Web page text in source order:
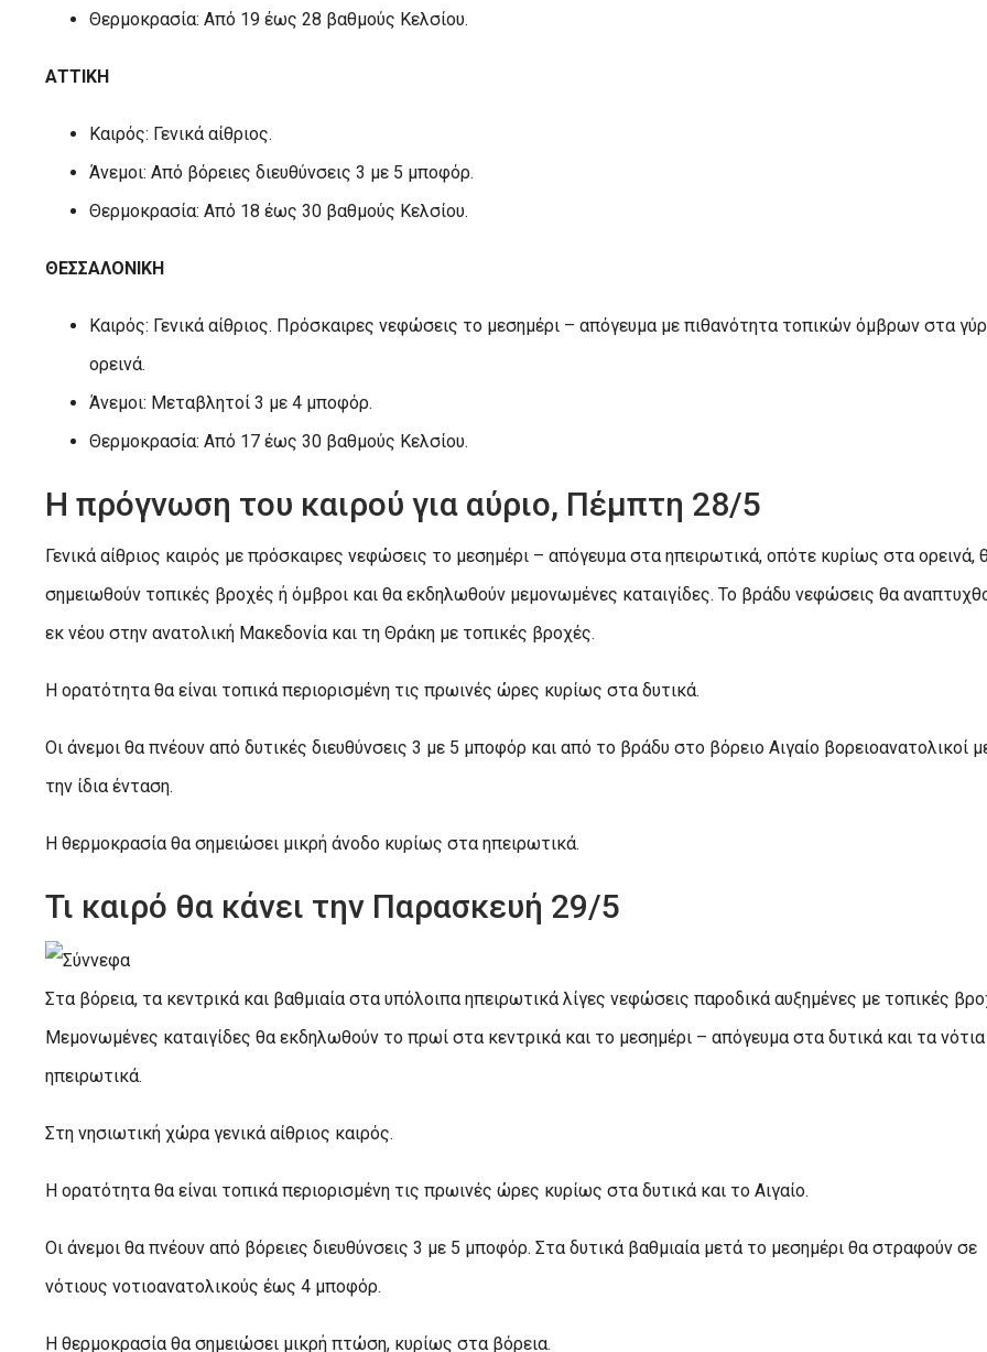
Θερμοκρασία: Από 19 έως 28 βαθμούς Κελσίου.
ΑΤΤΙΚΗ
Καιρός: Γενικά αίθριος.
Άνεμοι: Από βόρειες διευθύνσεις 3 με 5 μποφόρ.
Θερμοκρασία: Από 18 έως 30 βαθμούς Κελσίου.
ΘΕΣΣΑΛΟΝΙΚΗ
Καιρός: Γενικά αίθριος. Πρόσκαιρες νεφώσεις το μεσημέρι – απόγευμα με πιθανότητα τοπικών όμβρων στα
ορεινά.
Άνεμοι: Μεταβλητοί 3 με 4 μποφόρ.
Θερμοκρασία: Από 17 έως 30 βαθμούς Κελσίου.
Η πρόγνωση του καιρού για αύριο, Πέμπτη 28/5
Γενικά αίθριος καιρός με πρόσκαιρες νεφώσεις το μεσημέρι – απόγευμα στα ηπειρωτικά, οπότε κυρίως στα ορεινά,
σημειωθούν τοπικές βροχές ή όμβροι και θα εκδηλωθούν μεμονωμένες καταιγίδες. Το βράδυ νεφώσεις θα
εκ νέου στην ανατολική Μακεδονία και τη Θράκη με τοπικές βροχές.
Η ορατότητα θα είναι τοπικά περιορισμένη τις πρωινές ώρες κυρίως στα δυτικά.
Οι άνεμοι θα πνέουν από δυτικές διευθύνσεις 3 με 5 μποφόρ και από το βράδυ στο βόρειο Αιγαίο βορειοανατολικοί
την ίδια ένταση.
Η θερμοκρασία θα σημειώσει μικρή άνοδο κυρίως στα ηπειρωτικά.
Τι καιρό θα κάνει την Παρασκευή 29/5
Στα βόρεια, τα κεντρικά και βαθμιαία στα υπόλοιπα ηπειρωτικά λίγες νεφώσεις παροδικά αυξημένες με τοπικές
Μεμονωμένες καταιγίδες θα εκδηλωθούν το πρωί στα κεντρικά και το μεσημέρι – απόγευμα στα δυτικά και τα νότια
ηπειρωτικά.
Στη νησιωτική χώρα γενικά αίθριος καιρός.
Η ορατότητα θα είναι τοπικά περιορισμένη τις πρωινές ώρες κυρίως στα δυτικά και το Αιγαίο.
Οι άνεμοι θα πνέουν από βόρειες διευθύνσεις 3 με 5 μποφόρ. Στα δυτικά βαθμιαία μετά το μεσημέρι θα στραφούν σε
νότιους νοτιοανατολικούς έως 4 μποφόρ.
Η θερμοκρασία θα σημειώσει μικρή πτώση, κυρίως στα βόρεια.